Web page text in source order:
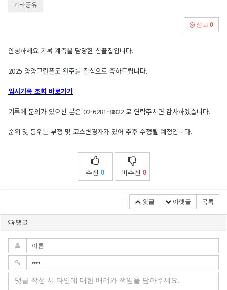
기타공유
신고 0
안녕하세요 기록 계측을 담당한 심플칩입니다.
2025 양양그란폰도 완주를 진심으로 축하드립니다.
임시기록 조회 바로가기
기록에 문의가 있으신 분은 02-6281-8822 로 연락주시면 감사하겠습니다.
순위 및 등위는 부정 및 코스변경자가 있어 추후 수정될 예정입니다.
추천 0 비추천 0
윗글 아랫글 목록
댓글